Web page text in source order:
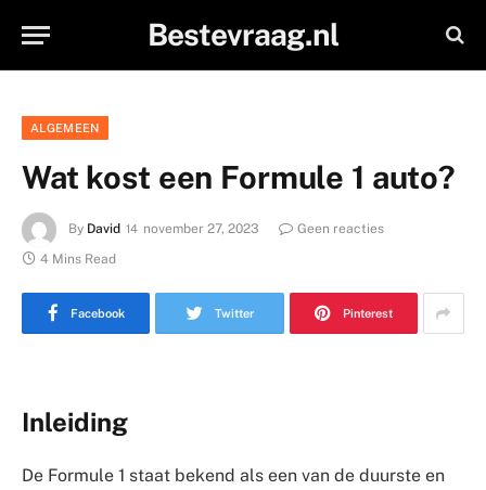
Bestevraag.nl
ALGEMEEN
Wat kost een Formule 1 auto?
By David november 27, 2023
Geen reacties
4 Mins Read
Facebook Twitter Pinterest
Inleiding
De Formule 1 staat bekend als een van de duurste en